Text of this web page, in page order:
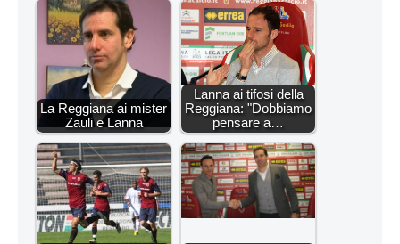
La Reggiana ai mister
Zauli e Lanna
Lanna ai tifosi della
Reggiana: "Dobbiamo
pensare a…